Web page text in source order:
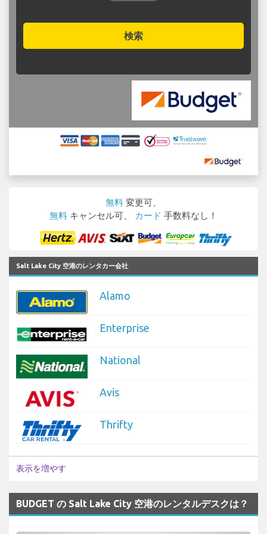
検索
無料 変更可、
無料 キャンセル可、 カード 手数料なし！
Salt Lake City 空港のレンタカー会社
Alamo
Enterprise
National
Avis
Thrifty
表示を増やす
BUDGET の Salt Lake City 空港のレンタルデスクは？